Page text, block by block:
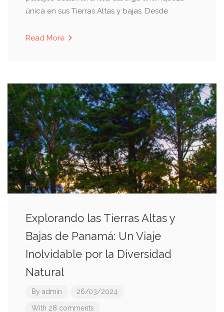
única en sus Tierras Altas y bajas. Desde
Read More
Explorando las Tierras Altas y
Bajas de Panamá: Un Viaje
Inolvidable por la Diversidad
Natural
By admin 26/03/2024
With 28 comments